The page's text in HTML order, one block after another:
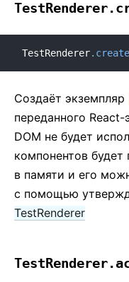
TestRenderer. create
Создаёт экземпляр
переданного
DOM не будет
компонентов
в памяти и его
с помощью
TestRenderer